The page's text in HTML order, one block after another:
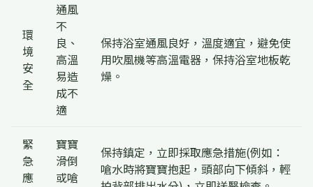
環
境
安
全
通風
不
良、
高溫
易造
成不
適
保持浴室通風良好，溫度適宜，避免使
用吹風機等高溫電器，保持浴室地板乾
燥。
緊
急
應
寶寶
滑倒
或嗆
保持鎮定，立即採取應急措施(例如：
嗆水時將寶寶抱起，頭部向下傾斜，輕